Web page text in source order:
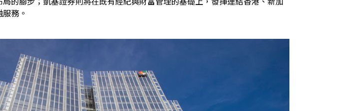
務。